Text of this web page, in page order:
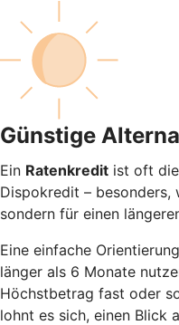
Günstige
Ein Ratenkredit ist oft
Dispokredit – besonders,
sondern für einen
Eine einfache
länger als 6 Monate
Höchstbetrag fast oder
lohnt es sich, einen Blick